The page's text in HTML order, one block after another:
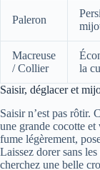
Paleron
Macreuse
/ Collier
la
Saisir, déglacer et
Saisir n’est pas rôtir.
une grande cocotte
fume légèrement,
Laissez dorer sans
cherchez une belle